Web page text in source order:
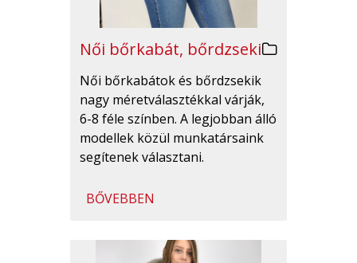
Női bőrkabát, bőrdzseki
Női bőrkabátok és bőrdzsekik
nagy méretválasztékkal várják,
6-8 féle színben. A legjobban álló
modellek közül munkatársaink
segítenek választani.
BŐVEBBEN